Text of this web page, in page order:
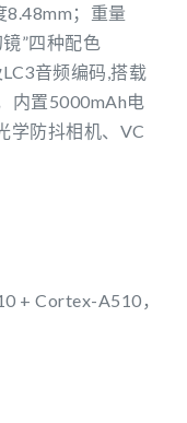
8.48mm；重量
镜”四种配色
音频编码,搭载
内置5000mAh电
学防抖相机、VC
+ Cortex-A510，